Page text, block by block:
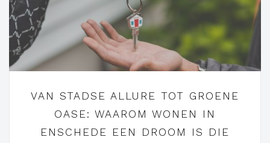
VAN STADSE ALLURE TOT GROENE
OASE: WAAROM WONEN IN
ENSCHEDE EEN DROOM IS DIE